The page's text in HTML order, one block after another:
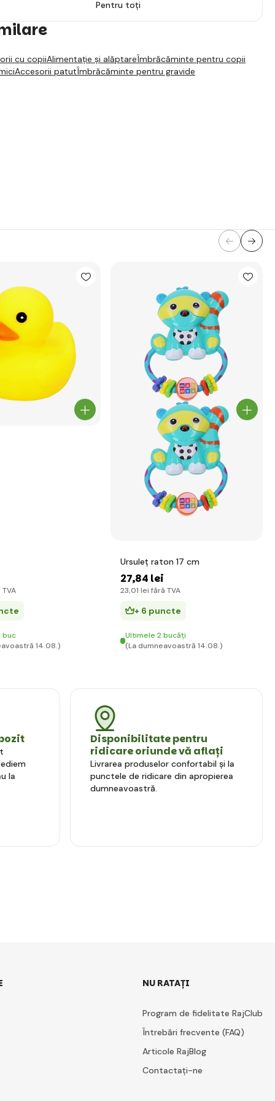
Pentru toți
cu copiiAlimentație și alăptareÎmbrăcăminte pentru copii
Accesorii patutÎmbrăcăminte pentru gravide
buc
14.08.)
Ursuleț raton 17 cm
27,84 lei
23,01 lei fără TVA
+ 6 puncte
Ultimele 2 bucăți
(La dumneavoastră 14.08.)
la
Disponibilitate pentru
ridicare oriunde vă aflați
Livrarea produselor confortabil și la
punctele de ridicare din apropierea
dumneavoastră.
NU RATAȚI
Program de fidelitate RajClub
Întrebări frecvente (FAQ)
Articole RajBlog
Contactați-ne